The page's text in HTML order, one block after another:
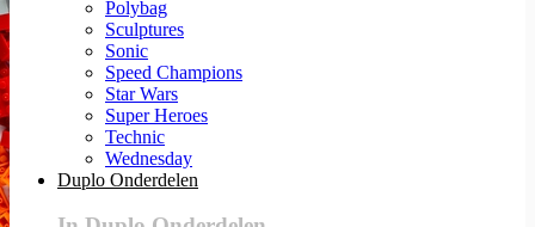
Polybag
Sculptures
Sonic
Speed Champions
Star Wars
Super Heroes
Technic
Wednesday
Duplo Onderdelen